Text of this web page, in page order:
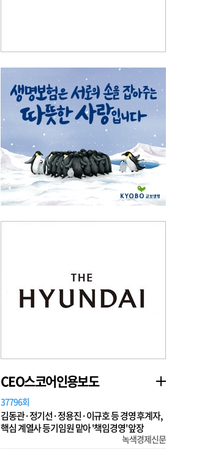
CEO스코어인용보도
37796회
김동관·정기선·정용진·이규호 등 경영 후계자,
핵심 계열사 등기임원 맡아 '책임경영' 앞장
녹색경제신문